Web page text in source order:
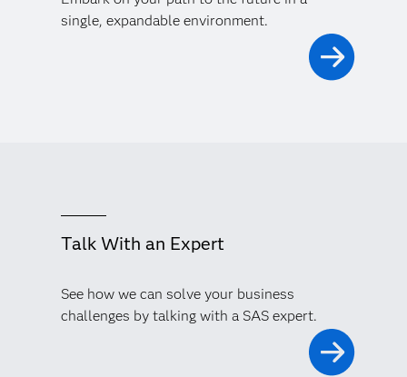
single, expandable environment.
Talk With an Expert
See how we can solve your business
challenges by talking with a SAS expert.